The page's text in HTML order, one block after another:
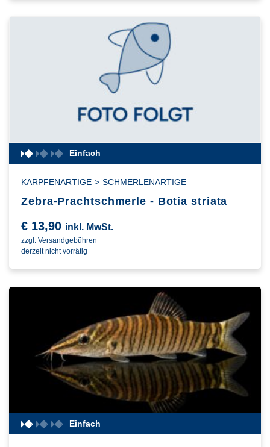
Einfach
KARPFENARTIGE > SCHMERLENARTIGE
Zebra-Prachtschmerle - Botia striata
€ 13,90 inkl. MwSt.
zzgl. Versandgebühren
derzeit nicht vorrätig
Einfach